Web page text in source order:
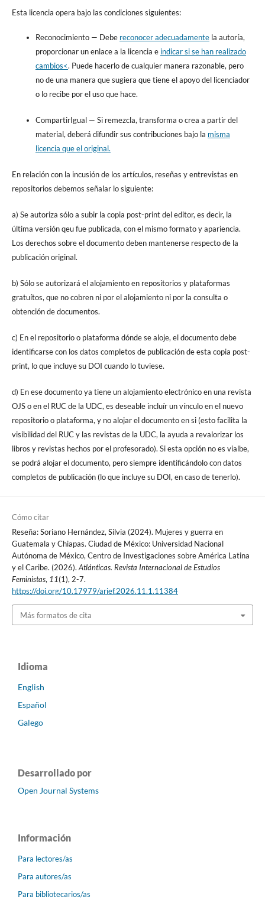
Esta licencia opera bajo las condiciones siguientes:
Reconocimiento— Debe reconocer adecuadamentela autoría,
proporcionar un enlace a la licencia e indicar si se han realizado
cambios<. Puede hacerlo de cualquier manera razonable, pero
no de una manera que sugiera que tiene el apoyo del licenciador
o lo recibe por el uso que hace.
CompartirIgual— Si remezcla, transforma o crea a partir del
material, deberá difundir sus contribuciones bajo la misma
licencia que el original.
En relación con la incusión de los artículos, reseñas y entrevistas en
repositorios debemos señalar lo siguiente:
a) Se autoriza sólo a subir la copia post-print del editor, es decir, la
última versión qeu fue publicada, con el mismo formato y apariencia.
Los derechos sobre el documento deben mantenerse respecto de la
publicación original.
b) Sólo se autorizará el alojamiento en repositorios y plataformas
gratuítos, que no cobren ni por el alojamiento ni por la consulta o
obtención de documentos.
c) En el repositorio o plataforma dónde se aloje, el documento debe
identificarse con los datos completos de publicación de esta copia post-
print, lo que incluye su DOI cuando lo tuviese.
d) En ese documento ya tiene un alojamiento electrónico en una revista
OJS o en el RUC de la UDC, es deseable incluír un vínculo en el nuevo
repositorio o plataforma, y no alojar el documento en si (esto facilita la
visibilidad del RUC y las revistas de la UDC, la ayuda a revalorizar los
libros y revistas hechos por el profesorado). Si esta opción no es vialbe,
se podrá alojar el documento, pero siempre identificándolo con datos
completos de publicación (lo que incluye su DOI, en caso de tenerlo).
Cómo citar
Reseña: Soriano Hernández, Silvia (2024). Mujeres y guerra en
Guatemala y Chiapas. Ciudad de México: Universidad Nacional
Autónoma de México, Centro de Investigaciones sobre América Latina
y el Caribe. (2026).Atlánticas. Revista Internacional de Estudios
Feministas, 11(1), 2-7.
https://doi.org/10.17979/arief.2026.11.1.11384
Más formatos de cita
Idioma
English
Español
Galego
Desarrollado por
Open Journal Systems
Información
Para lectores/as
Para autores/as
Para bibliotecarios/as